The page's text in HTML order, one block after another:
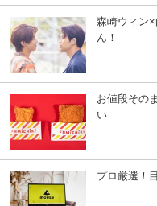
森崎ウィン×
ん！
お値段その
い
プロ厳選！